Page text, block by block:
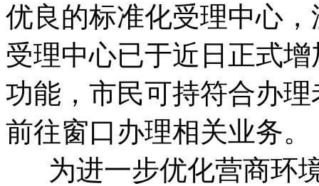
优良的标准化受理中心
受理中心已于近日正式
功能，市民可持符合办
前往窗口办理相关业务
为进一步优化营商环